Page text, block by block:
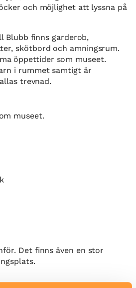
och möjlighet att lyssna på
Blubb finns garderob,
skötbord och amningsrum.
öppettider som museet.
i rummet samtigt är
trevnad.
museet.
Det finns även en stor